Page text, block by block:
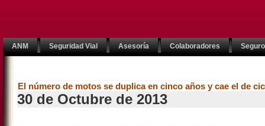
ANM Seguridad Vial Asesoría Colaboradores
El número de motos se duplica en cinco años y cae el de
30 de Octubre de 2013